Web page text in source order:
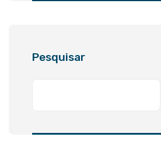
Pesquisar